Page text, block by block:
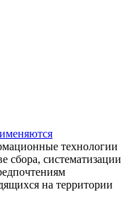
технологии
сбора, систематизации
на территории